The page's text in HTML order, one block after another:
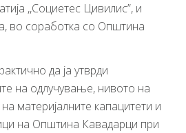
,,Социетес Цивилис”, и
во соработка со Општина
да ја утврди
на одлучување, нивото на
материјалните капацитети и
на Oпштина Кавадарци при